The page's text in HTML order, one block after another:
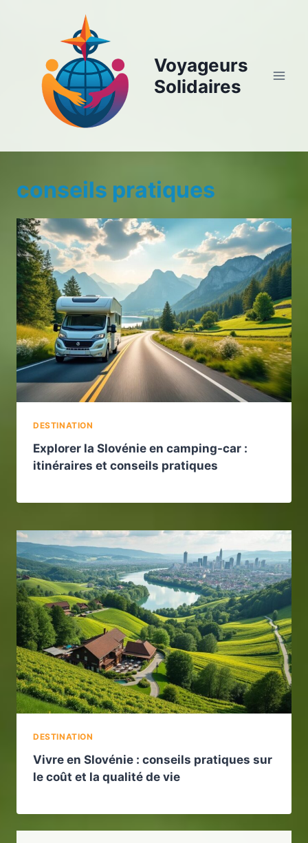
Voyageurs
Solidaires
conseils pratiques
DESTINATION
Explorer la Slovénie en camping-car :
itinéraires et conseils pratiques
DESTINATION
Vivre en Slovénie : conseils pratiques sur
le coût et la qualité de vie